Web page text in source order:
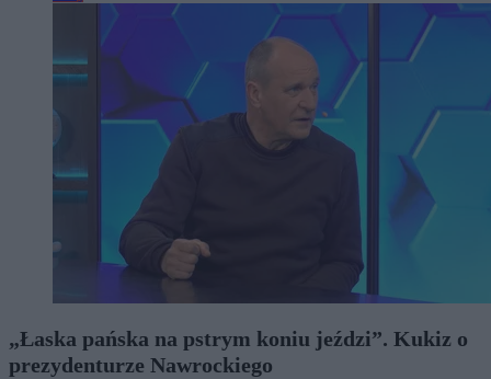
„Łaska pańska na pstrym koniu jeździ”. Kukiz o
prezydenturze Nawrockiego